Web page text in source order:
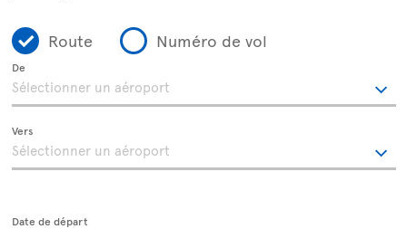
Route Numéro de vol
De
Vers
Date de départ